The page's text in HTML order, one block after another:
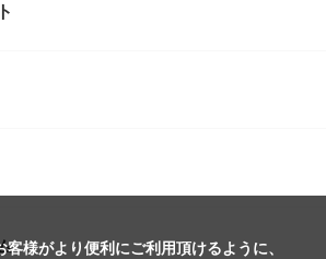
様がより便利にご利用頂けるように、